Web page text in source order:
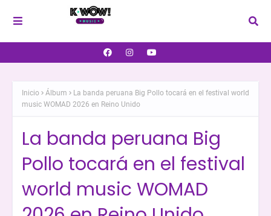
Inicio Álbum
La banda peruana Big Pollo tocará en el festival world
music WOMAD 2026 en Reino Unido
La banda peruana Big
Pollo tocará en el festival
world music WOMAD